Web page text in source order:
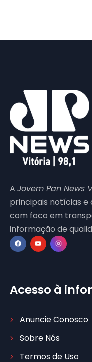
A Jovem Pan News
principais notícias
com foco em
informação de
Acesso à
Anuncie Conosco
Sobre Nós
Termos de Uso